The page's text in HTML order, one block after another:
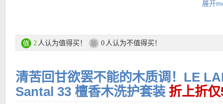
坠，随走随动，不刻意却很有型。Longchamp 标志性的骑士奖牌
直达购买链接见此
更多Byredo特价活动链接在此
支付方式： 信用卡(Visa / MasterCard / American Express)、
转账等
每单3.9欧，满149欧免邮费！60天内免费退货！
展开
2 人认为值得买！ 0 人认为不值得买！
清苦回甘欲罢不能的木质调！LE
Santal 33 檀香木洗护套装 折上折